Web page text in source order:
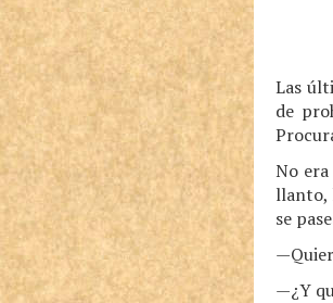
Las
de
No
llanto,
se
—¿Y